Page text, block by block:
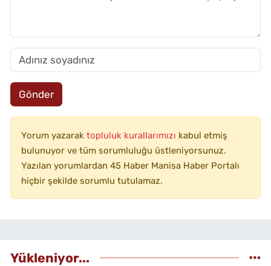
Gönder
Yorum yazarak topluluk kurallarımızı kabul etmiş
bulunuyor ve tüm sorumluluğu üstleniyorsunuz.
Yazılan yorumlardan 45 Haber Manisa Haber Portalı
hiçbir şekilde sorumlu tutulamaz.
Yükleniyor...